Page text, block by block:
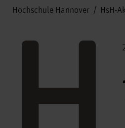
Hochschule Hannover HsH-